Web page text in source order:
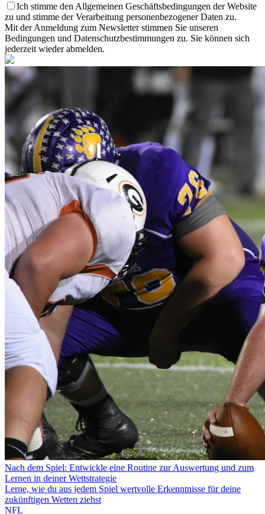
Ich stimme den Allgemeinen Geschäftsbedingungen der Website
zu und stimme der Verarbeitung personenbezogener Daten zu.
Mit der Anmeldung zum Newsletter stimmen Sie unseren
Bedingungen und Datenschutzbestimmungen zu. Sie können sich
jederzeit wieder abmelden.
Nach dem Spiel: Entwickle eine Routine zur Auswertung und zum
Lernen in deiner Wettstrategie
Lerne, wie du aus jedem Spiel wertvolle Erkenntnisse für deine
zukünftigen Wetten ziehst
NFL